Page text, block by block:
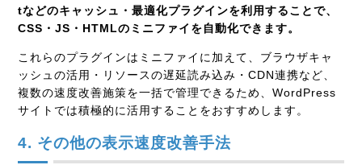
tなどのキャッシュ・最適化プラグインを利用することで、
CSS・JS・HTMLのミニファイを自動化できます。
これらのプラグインはミニファイに加えて、ブラウザキャ
ッシュの活用・リソースの遅延読み込み・CDN連携など、
複数の速度改善施策を一括で管理できるため、WordPress
サイトでは積極的に活用することをおすすめします。
4. その他の表示速度改善手法